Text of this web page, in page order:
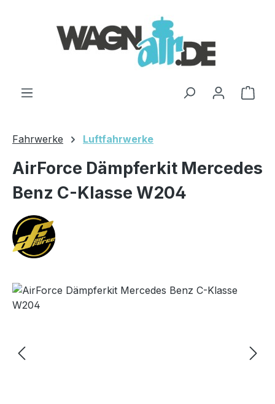
Fahrwerke Luftfahrwerke
AirForce Dämpferkit Mercedes
Benz C-Klasse W204
Bildergalerie überspringen